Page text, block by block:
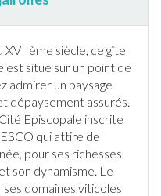
XVIIème siècle, ce gîte
est situé sur un point de
admirer un paysage
dépaysement assurés.
Episcopale inscrite
qui attire de
pour ses richesses
son dynamisme. Le
domaines viticoles